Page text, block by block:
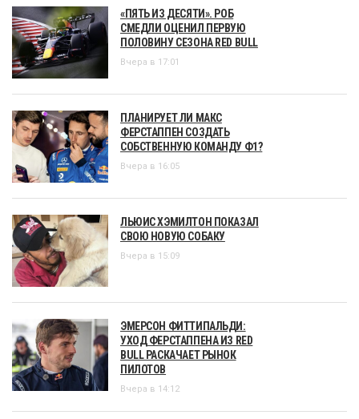
«ПЯТЬ ИЗ ДЕСЯТИ». РОБ
СМЕДЛИ ОЦЕНИЛ ПЕРВУЮ
ПОЛОВИНУ СЕЗОНА RED BULL
Вчера в 17:01
ПЛАНИРУЕТ ЛИ МАКС
ФЕРСТАППЕН СОЗДАТЬ
СОБСТВЕННУЮ КОМАНДУ Ф1?
Вчера в 16:05
ЛЬЮИС ХЭМИЛТОН ПОКАЗАЛ
СВОЮ НОВУЮ СОБАКУ
Вчера в 15:09
ЭМЕРСОН ФИТТИПАЛЬДИ:
УХОД ФЕРСТАППЕНА ИЗ RED
BULL РАСКАЧАЕТ РЫНОК
ПИЛОТОВ
Вчера в 14:12